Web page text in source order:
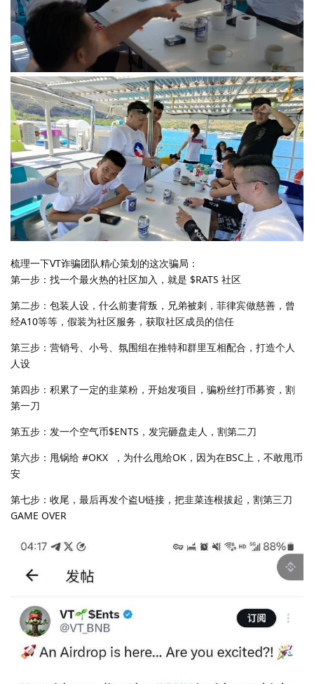
梳理一下VT诈骗团队精心策划的这次骗局：
第一步：找一个最火热的社区加入，就是 $RATS 社区
第二步：包装人设，什么前妻背叛，兄弟被刺，菲律宾做慈善，曾
经A10等等，假装为社区服务，获取社区成员的信任
第三步：营销号、小号、氛围组在推特和群里互相配合，打造个人
人设
第四步：积累了一定的韭菜粉，开始发项目，骗粉丝打币募资，割
第一刀
第五步：发一个空气币$ENTS，发完砸盘走人，割第二刀
第六步：甩锅给 #OKX ，为什么甩给OK，因为在BSC上，不敢甩币
安
第七步：收尾，最后再发个盗U链接，把韭菜连根拔起，割第三刀
GAME OVER